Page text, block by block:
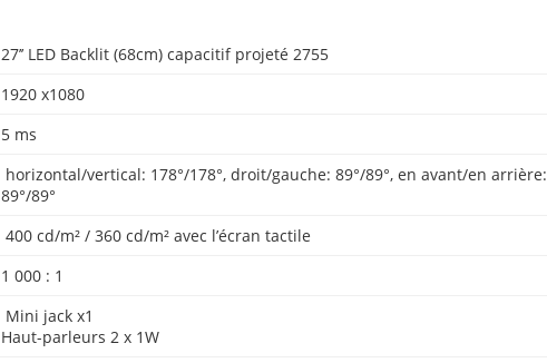
27’’ LED Backlit (68cm) capacitif projeté 2755
1920 x1080
5 ms
horizontal/vertical: 178°/178°, droit/gauche: 89°/89°, en avant/en arrière:
89°/89°
400 cd/m² / 360 cd/m² avec l’écran tactile
1 000 : 1
Mini jack x1
Haut-parleurs 2 x 1W